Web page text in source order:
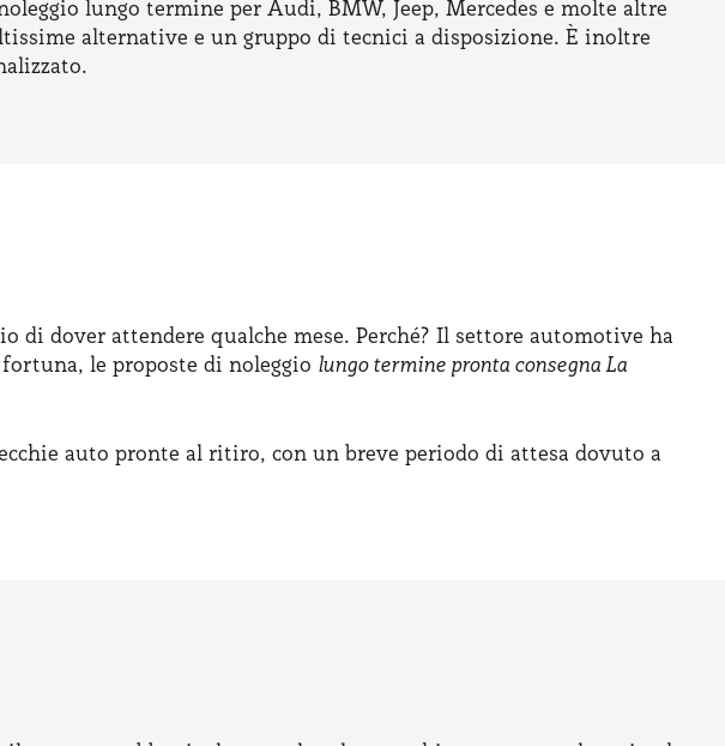
lungo termine per Audi, BMW, Jeep, Mercedes e molte altre
alternative e un gruppo di tecnici a disposizione. È inoltre
di dover attendere qualche mese. Perché? Il settore automotive ha
le proposte di noleggio lungo termine pronta consegna La
auto pronte al ritiro, con un breve periodo di attesa dovuto a